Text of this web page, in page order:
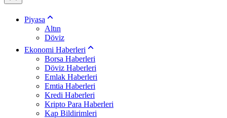
Piyasa
Altın
Döviz
Ekonomi Haberleri
Borsa Haberleri
Döviz Haberleri
Emlak Haberleri
Emtia Haberleri
Kredi Haberleri
Kripto Para Haberleri
Kap Bildirimleri